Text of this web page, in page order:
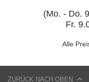
(Mo. - Do.
Fr.
Alle
ZURÜCK NACH OBEN